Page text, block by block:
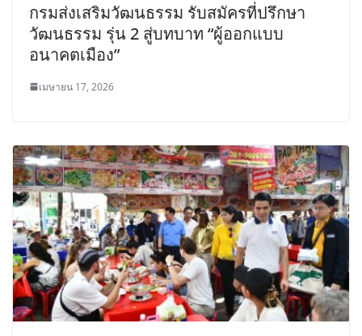
กรมส่งเสริมวัฒนธรรม รับสมัครที่ปรึกษา
วัฒนธรรม รุ่น 2 สู่บทบาท “ผู้ออกแบบ
อนาคตเมือง”
เมษายน 17, 2026